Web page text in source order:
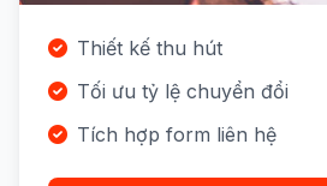
Thiết kế thu hút
Tối ưu tỷ lệ chuyển đổi
Tích hợp form liên hệ